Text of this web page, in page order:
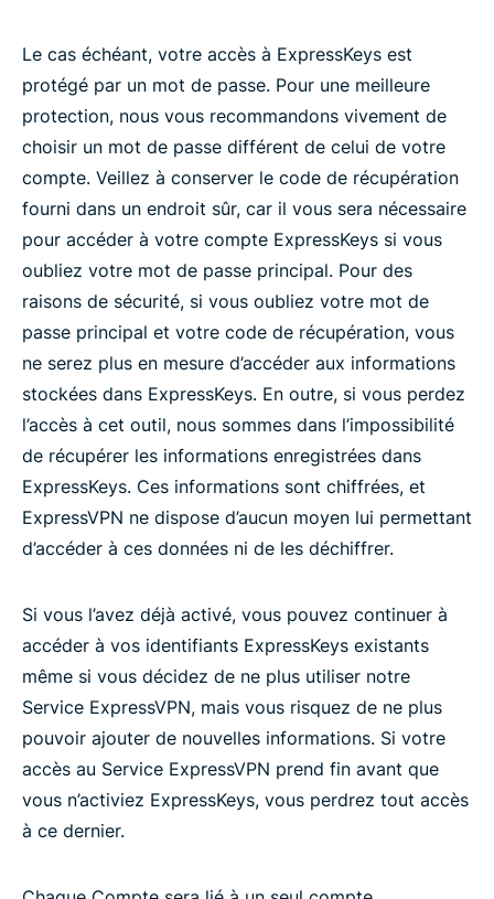
Le cas échéant, votre accès à ExpressKeys est
protégé par un mot de passe. Pour une meilleure
protection, nous vous recommandons vivement de
choisir un mot de passe différent de celui de votre
compte. Veillez à conserver le code de récupération
fourni dans un endroit sûr, car il vous sera nécessaire
pour accéder à votre compte ExpressKeys si vous
oubliez votre mot de passe principal. Pour des
raisons de sécurité, si vous oubliez votre mot de
passe principal et votre code de récupération, vous
ne serez plus en mesure d’accéder aux informations
stockées dans ExpressKeys. En outre, si vous perdez
l’accès à cet outil, nous sommes dans l’impossibilité
de récupérer les informations enregistrées dans
ExpressKeys. Ces informations sont chiffrées, et
ExpressVPN ne dispose d’aucun moyen lui permettant
d’accéder à ces données ni de les déchiffrer.
Si vous l’avez déjà activé, vous pouvez continuer à
accéder à vos identifiants ExpressKeys existants
même si vous décidez de ne plus utiliser notre
Service ExpressVPN, mais vous risquez de ne plus
pouvoir ajouter de nouvelles informations. Si votre
accès au Service ExpressVPN prend fin avant que
vous n’activiez ExpressKeys, vous perdrez tout accès
à ce dernier.